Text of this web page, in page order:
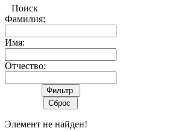
Поиск
Фамилия:
Имя:
Отчество:
Элемент не найден!